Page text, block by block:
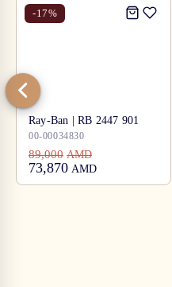
-17%
Ray-Ban | RB 2447 901
00-00034830
89,000 AMD
73,870 AMD